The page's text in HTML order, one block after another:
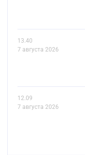
13.40
7 августа 2026
12.09
7 августа 2026